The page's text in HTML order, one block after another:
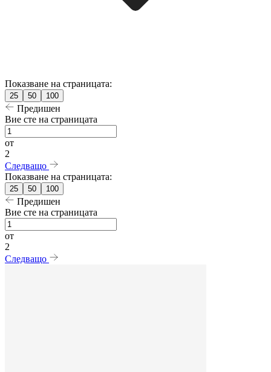
Показване на страницата:
25 50 100
Предишен
Вие сте на страницата
от
2
Следващо
Показване на страницата:
25 50 100
Предишен
Вие сте на страницата
от
2
Следващо